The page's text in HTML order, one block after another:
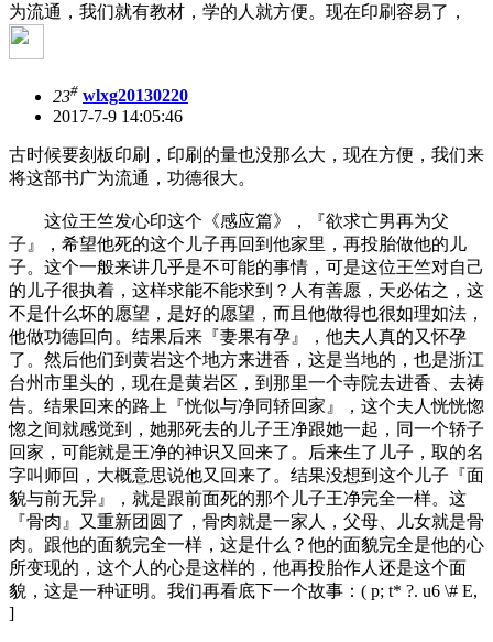
为流通，我们就有教材，学的人就方便。现在印刷容易了，
23# wlxg20130220
2017-7-9 14:05:46
古时候要刻板印刷，印刷的量也没那么大，现在方便，我们来
将这部书广为流通，功德很大。
这位王竺发心印这个《感应篇》，『欲求亡男再为父
子』，希望他死的这个儿子再回到他家里，再投胎做他的儿
子。这个一般来讲几乎是不可能的事情，可是这位王竺对自己
的儿子很执着，这样求能不能求到？人有善愿，天必佑之，这
不是什么坏的愿望，是好的愿望，而且他做得也很如理如法，
他做功德回向。结果后来『妻果有孕』，他夫人真的又怀孕
了。然后他们到黄岩这个地方来进香，这是当地的，也是浙江
台州市里头的，现在是黄岩区，到那里一个寺院去进香、去祷
告。结果回来的路上『恍似与净同轿回家』，这个夫人恍恍惚
惚之间就感觉到，她那死去的儿子王净跟她一起，同一个轿子
回家，可能就是王净的神识又回来了。后来生了儿子，取的名
字叫师回，大概意思说他又回来了。结果没想到这个儿子『面
貌与前无异』，就是跟前面死的那个儿子王净完全一样。这
『骨肉』又重新团圆了，骨肉就是一家人，父母、儿女就是骨
肉。跟他的面貌完全一样，这是什么？他的面貌完全是他的心
所变现的，这个人的心是这样的，他再投胎作人还是这个面
貌，这是一种证明。我们再看底下一个故事： ( p; t* ?. u6 \# E,
]